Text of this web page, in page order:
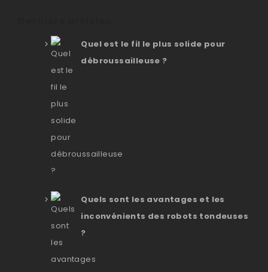
Quel est le fil le plus solide pour
débroussailleuse ?
Quels sont les avantages et les
inconvénients des robots tondeuses
?